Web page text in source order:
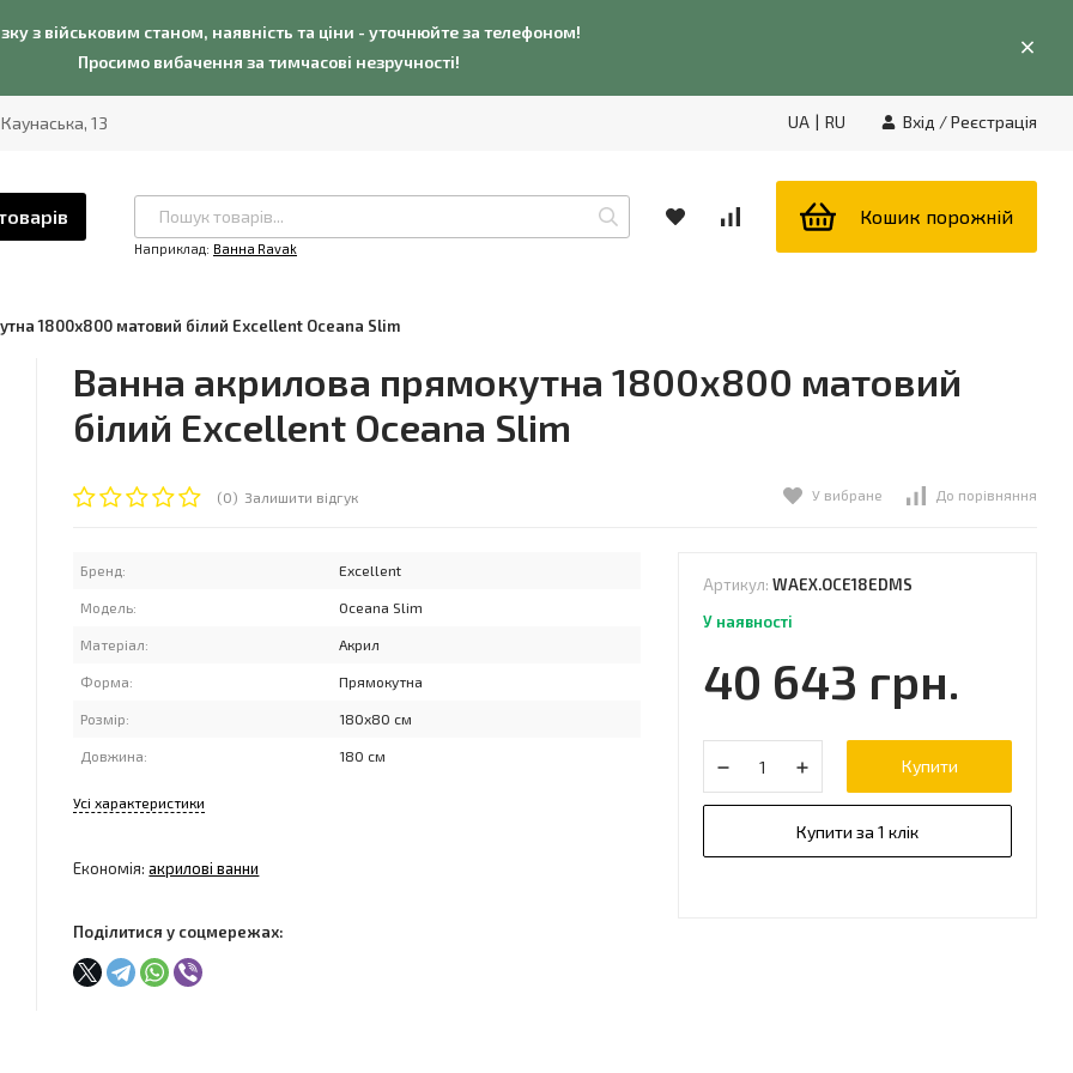
з військовим станом, наявність та ціни - уточнюйте за телефоном!
Просимо вибачення за тимчасові незручності!
13 UA | RU Вхід /Реєстрація
Наприклад: Ванна Ravak
Кошик порожній
1800x800 матовий білий Excellent Oceana Slim
Ванна акрилова прямокутна 1800x800 матовий
білий Excellent Oceana Slim
(0) Залишити відгук У вибране До порівняння
Бренд: Excellent
Модель: Oceana Slim
Матеріал: Акрил
Форма: Прямокутна
Розмір: 180x80 см
Довжина: 180 см
Усі характеристики
Економія:акрилові ванни
Поділитися у соцмережах:
Артикул: WAEX.OCE18EDMS
У наявності
40 643 грн.
Купити
Купити за 1 клік